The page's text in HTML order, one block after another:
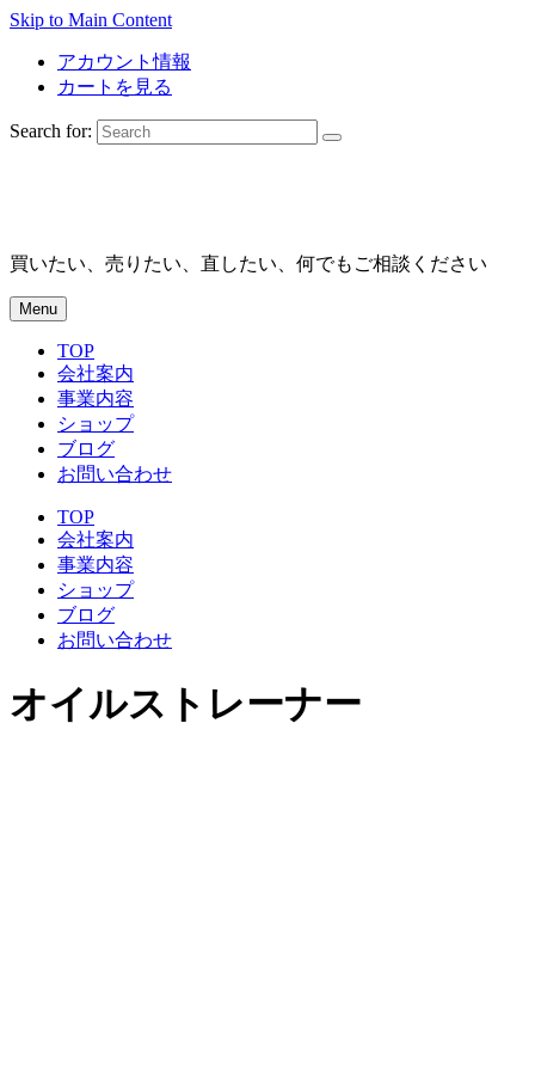
Skip to Main Content
アカウント情報
カートを見る
Search for:
買いたい、売りたい、直したい、何でもご相談ください
Menu
TOP
会社案内
事業内容
ショップ
ブログ
お問い合わせ
TOP
会社案内
事業内容
ショップ
ブログ
お問い合わせ
オイルストレーナー